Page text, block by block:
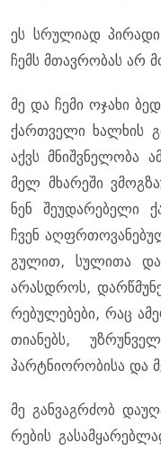
ეს სრუ­ლი­ად პი­რა­დი
ჩემს მთავ­რო­ბას არ
მე და ჩემი ოჯა­ხი
ქარ­თვე­ლი ხალ­ხის
აქვს მნიშ­ვნე­ლო­ბა
მელ მხა­რე­ში
ნენ შე­უ­და­რე­ბე­ლი
ჩვენ
გუ­ლით, სუ­ლი­თა
არას­დროს,
რე­ბუ­ლე­ბე­ბი, რაც
თი­ა­ნებს,
პარტნი­ო­რო­ბი­სა და
მე გან­ვაგ­რძობ
რე­ბის